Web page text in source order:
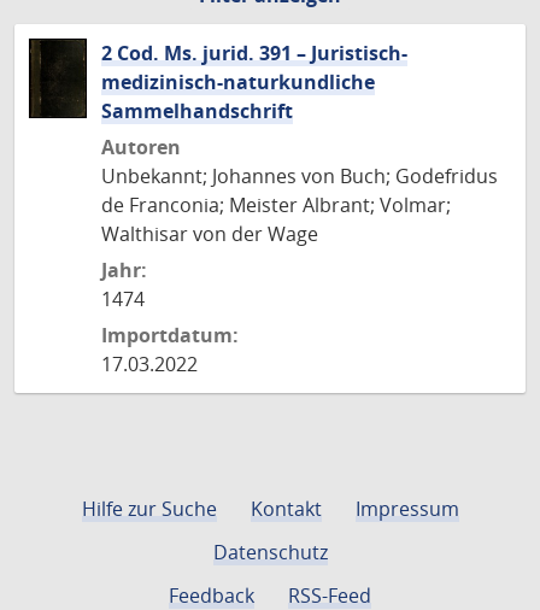
2 Cod. Ms. jurid. 391 – Juristisch-
medizinisch-naturkundliche
Sammelhandschrift
Autoren
Unbekannt; Johannes von Buch; Godefridus
de Franconia; Meister Albrant; Volmar;
Walthisar von der Wage
Jahr:
1474
Importdatum:
17.03.2022
Hilfe zur Suche Kontakt
Impressum
Datenschutz
Feedback
RSS-Feed